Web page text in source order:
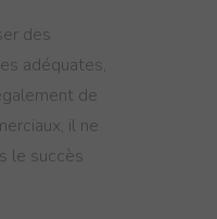
des
adéquates,
de
il ne
le succès